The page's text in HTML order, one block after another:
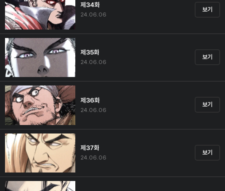
제34화
24.06.06
보기
제35화
24.06.06
보기
제36화
24.06.06
보기
제37화
24.06.06
보기